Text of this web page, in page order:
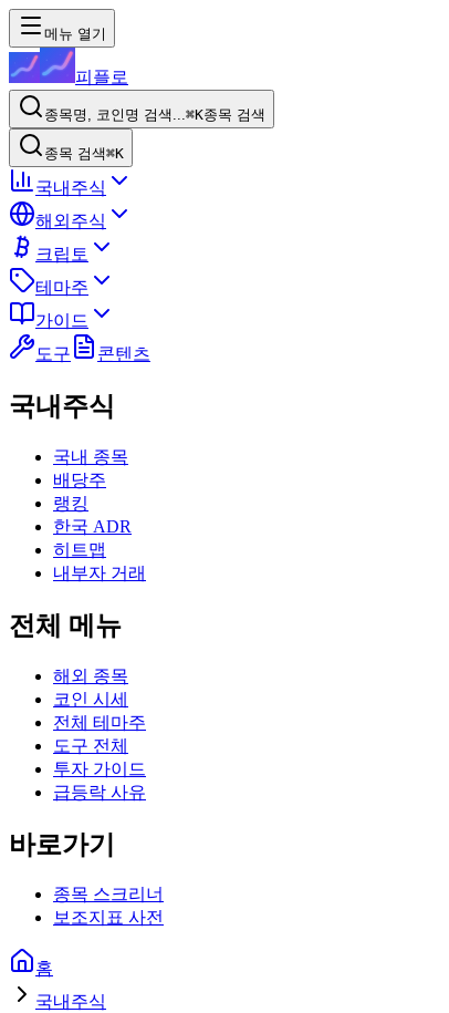
메뉴 열기
피플로
종목명, 코인명 검색...⌘K종목 검색
종목 검색⌘K
국내주식
해외주식
크립토
테마주
가이드
도구
콘텐츠
국내주식
국내 종목
배당주
랭킹
한국 ADR
히트맵
내부자 거래
전체 메뉴
해외 종목
코인 시세
전체 테마주
도구 전체
투자 가이드
급등락 사유
바로가기
종목 스크리너
보조지표 사전
홈
국내주식